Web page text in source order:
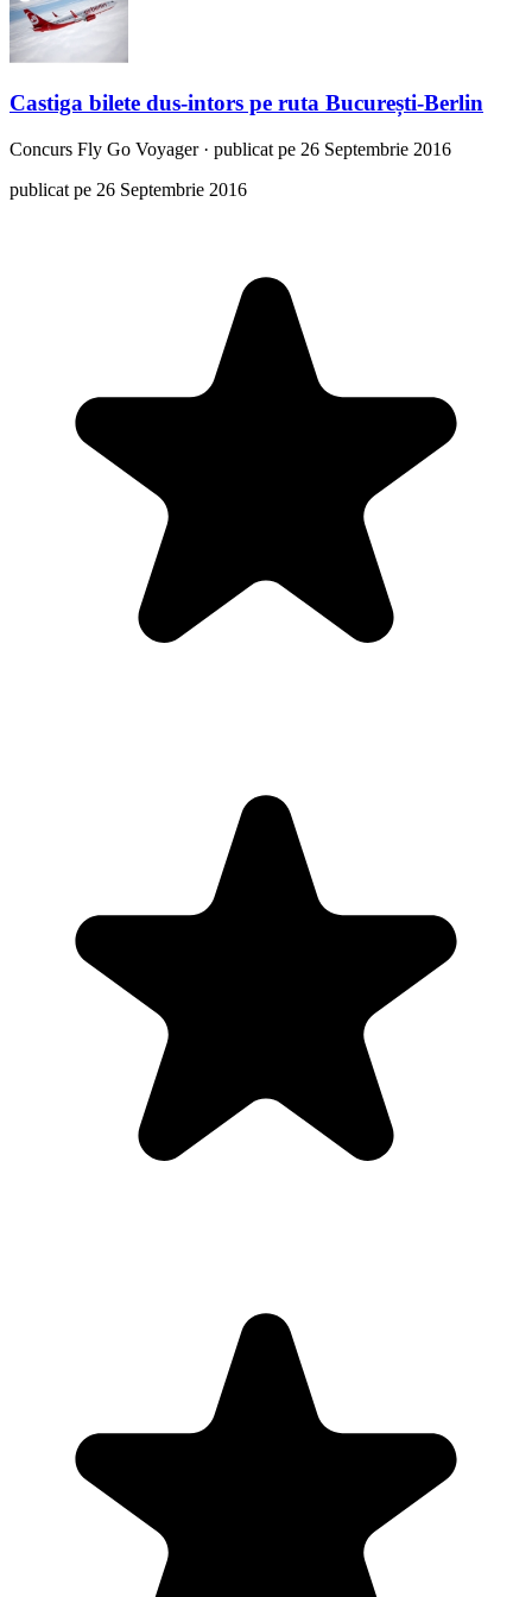
Castiga bilete dus-intors pe ruta București-Berlin
Concurs Fly Go Voyager· publicat pe 26 Septembrie 2016
publicat pe 26 Septembrie 2016